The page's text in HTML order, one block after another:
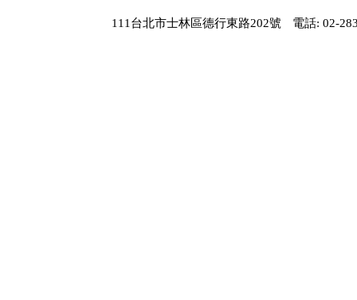
111台北市士林區德行東路202號 電話: 02-